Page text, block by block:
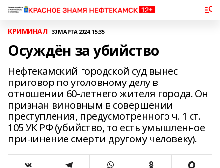
КРИМИНАЛ 30 МАРТА 2024, 15:35
Осуждён за убийство
Нефтекамский городской суд вынес
приговор по уголовному делу в
отношении 60-летнего жителя города. Он
признан виновным в совершении
преступления, предусмотренного ч. 1 ст.
105 УК РФ (убийство, то есть умышленное
причинение смерти другому человеку).